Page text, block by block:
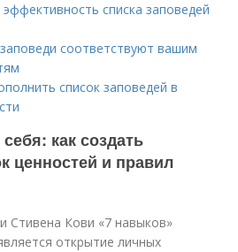
списка заповедей
соответствуют вашим
список заповедей в
как создать
ценностей и правил
Стивена Кови «7 навыков»
открытие личных